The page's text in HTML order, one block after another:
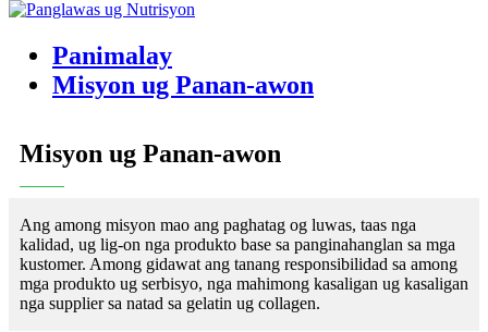
Panimalay
Misyon ug Panan-awon
Misyon ug Panan-awon
Ang among misyon mao ang paghatag og luwas, taas nga
kalidad, ug lig-on nga produkto base sa panginahanglan sa mga
kustomer. Among gidawat ang tanang responsibilidad sa among
mga produkto ug serbisyo, nga mahimong kasaligan ug kasaligan
nga supplier sa natad sa gelatin ug collagen.